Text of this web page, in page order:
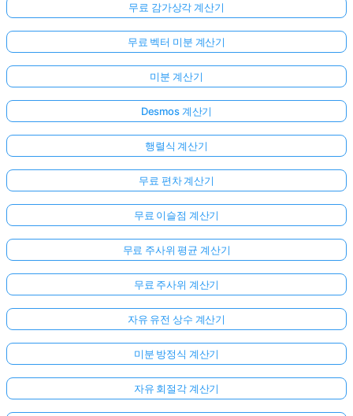
무료 감가상각 계산기
무료 벡터 미분 계산기
미분 계산기
Desmos 계산기
행렬식 계산기
무료 편차 계산기
무료 이슬점 계산기
무료 주사위 평균 계산기
무료 주사위 계산기
자유 유전 상수 계산기
미분 방정식 계산기
자유 회절각 계산기